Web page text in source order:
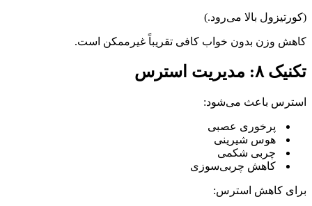
(کورتیزول بالا می‌رود.)
کاهش وزن بدون خواب کافی تقریباً غیرممکن است.
تکنیک ۸: مدیریت استرس
استرس باعث می‌شود:
پرخوری عصبی
هوس شیرینی
چربی شکمی
کاهش چربی‌سوزی
برای کاهش استرس: